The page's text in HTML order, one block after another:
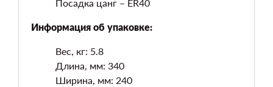
Посадка цанг – ER40
Информация об упаковке:
Вес, кг: 5.8
Длина, мм: 340
Ширина, мм: 240